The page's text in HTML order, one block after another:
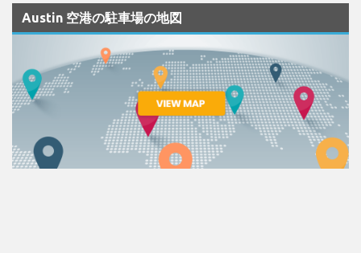
Austin 空港の駐車場の地図